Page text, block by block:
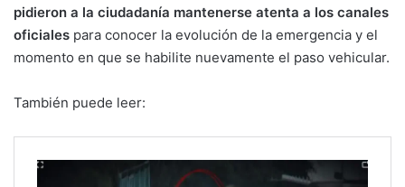
pidieron a la ciudadanía mantenerse atenta a los canales
oficiales para conocer la evolución de la emergencia y el
momento en que se habilite nuevamente el paso vehicular.
También puede leer: